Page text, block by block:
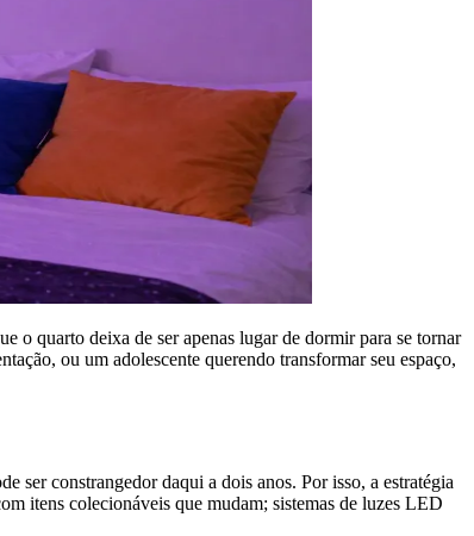
o quarto deixa de ser apenas lugar de dormir para se tornar
ou um adolescente querendo transformar seu espaço,
ser constrangedor daqui a dois anos. Por isso, a estratégia
itens colecionáveis que mudam; sistemas de luzes LED